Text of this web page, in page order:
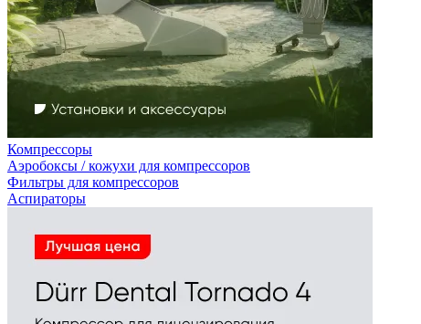
Компрессоры
Аэробоксы / кожухи для компрессоров
Фильтры для компрессоров
Аспираторы